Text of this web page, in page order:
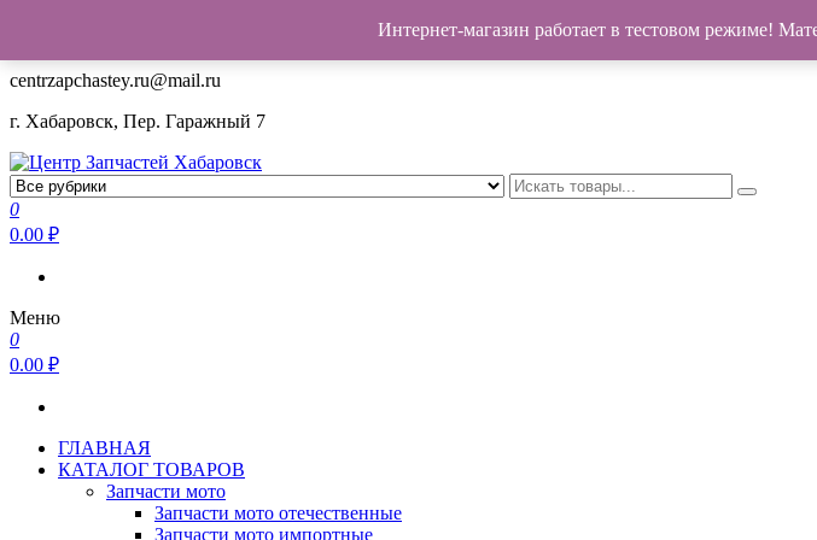
centrzapchastey.ru@mail.ru
г. Хабаровск, Пер. Гаражный 7
Центр Запчастей Хабаровск
Запчасти для авто, мото,бензопил,велосипедов,снегоходов,бензопил и т.д. Хабаровск
0
0.00 ₽
Меню
0
0.00 ₽
ГЛАВНАЯ
КАТАЛОГ ТОВАРОВ
Запчасти мото
Запчасти мото отечественные
Запчасти мото импортные
Интернет-магазин работает в тестовом режиме!